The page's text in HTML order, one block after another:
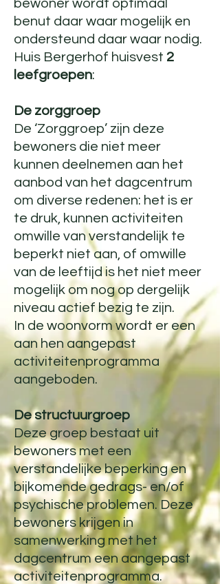
bewoner wordt optimaal
benut daar waar mogelijk en
ondersteund daar waar nodig.
Huis Bergerhof huisvest 2
leefgroepen:
De zorggroep
De ‘Zorggroep’ zijn deze
bewoners die niet meer
kunnen deelnemen aan het
aanbod van het dagcentrum
om diverse redenen: het is er
te druk, kunnen activiteiten
omwille van verstandelijk te
beperkt niet aan, of omwille
van de leeftijd is het niet meer
mogelijk om nog op dergelijk
niveau actief bezig te zijn.
In de woonvorm wordt er een
aan hen aangepast
activiteitenprogramma
aangeboden.
De structuurgroep
Deze groep bestaat uit
bewoners met een
verstandelijke beperking en
bijkomende gedrags- en/of
psychische problemen. Deze
bewoners krijgen in
samenwerking met het
dagcentrum een aangepast
activiteitenprogramma.